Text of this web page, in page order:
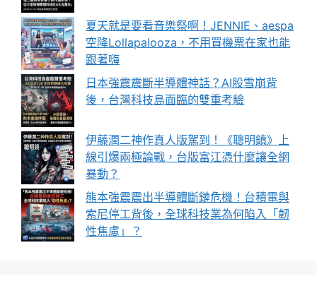
夏天就是要看音樂祭啊！JENNIE、aespa
空降Lollapalooza，不用買機票在家也能
跟著嗨
日本強震震斷半導體神話？AI股雪崩背
後，台灣科技島面臨的雙重考驗
伊藤潤二神作真人版駕到！《聰明鎮》上
線引爆兩極論戰，台版富江憑什麼讓全網
暴動？
熊本強震震出半導體斷鏈危機！台積電與
索尼停工背後，全球科技業為何陷入「韌
性焦慮」？